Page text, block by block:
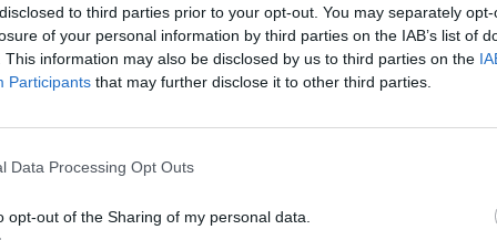
to third parties prior to your opt-out. You may separately
of your personal information by third parties on the IAB’s list of
This information may also be disclosed by us to third parties on the
Participants that may further disclose it to other third parties.
Data Processing Opt Outs
opt-out of the Sharing of my personal data.
ο νέος θεός που καθορίζει τη ζωή μας.
μέχρι τις τεχνητές νοημοσύνες και τους
όλα γύρω μας «βελτιώνονται» από την